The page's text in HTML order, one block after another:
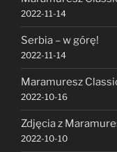
2022-11-14
Serbia – w górę!
2022-11-14
Maramuresz
2022-10-16
Zdjęcia z
2022-10-10